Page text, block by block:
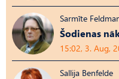
Sarmīte
Šodienas
15:02, 3. Aug,
Sallija Benfelde